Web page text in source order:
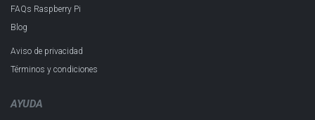
FAQs Raspberry Pi
Blog
Aviso de privacidad
Términos y condiciones
AYUDA